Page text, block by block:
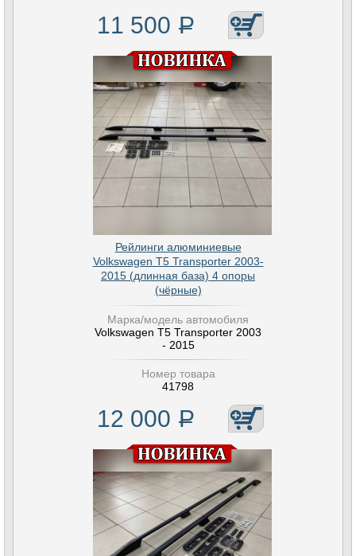
11 500 Р
Рейлинги алюминиевые
Volkswagen T5 Transporter 2003-
2015 (длинная база) 4 опоры
(чёрные)
Марка/модель автомобиля
Volkswagen T5 Transporter 2003
- 2015
Номер товара
41798
12 000 Р